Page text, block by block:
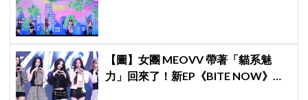
【圖】女團 MEOVV 帶著「貓系魅
力」回來了！新EP《BITE NOW》公